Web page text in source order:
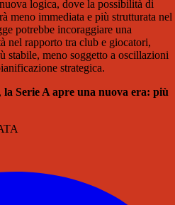
logica, dove la possibilità di
meno immediata e più strutturata nel
potrebbe incoraggiare una
nel rapporto tra club e giocatori,
stabile, meno soggetto a oscillazioni
strategica.
la Serie A apre una nuova era: più